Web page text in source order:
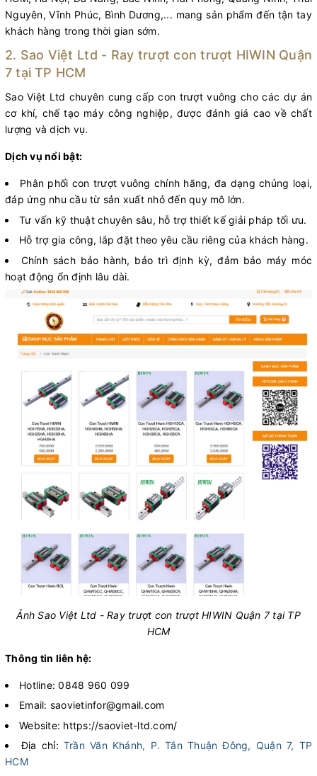
Nguyên, Vĩnh Phúc, Bình Dương,... mang sản phẩm đến tận tay
khách hàng trong thời gian sớm.
2. Sao Việt Ltd - Ray trượt con trượt HIWIN Quận
7 tại TP HCM
Sao Việt Ltd chuyên cung cấp con trượt vuông cho các dự án
cơ khí, chế tạo máy công nghiệp, được đánh giá cao về chất
lượng và dịch vụ.
Dịch vụ nổi bật:
Phân phối con trượt vuông chính hãng, đa dạng chủng loại,
đáp ứng nhu cầu từ sản xuất nhỏ đến quy mô lớn.
Tư vấn kỹ thuật chuyên sâu, hỗ trợ thiết kế giải pháp tối ưu.
Hỗ trợ gia công, lắp đặt theo yêu cầu riêng của khách hàng.
Chính sách bảo hành, bảo trì định kỳ, đảm bảo máy móc
hoạt động ổn định lâu dài.
Ảnh Sao Việt Ltd - Ray trượt con trượt HIWIN Quận 7 tại TP
HCM
Thông tin liên hệ:
Hotline: 0848 960 099
Email: saovietinfor@gmail.com
Website: https://saoviet-ltd.com/
Địa chỉ: Trần Văn Khánh, P. Tân Thuận Đông, Quận 7, TP
HCM